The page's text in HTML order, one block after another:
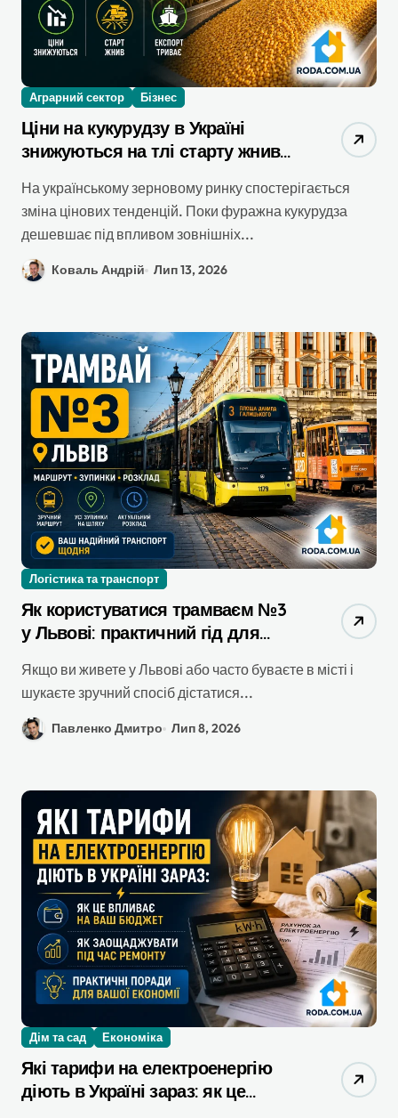
Аграрний сектор Бізнес
Ціни на кукурудзу в Україні
знижуються на тлі старту жнив
На українському зерновому ринку спостерігається
зміна цінових тенденцій. Поки фуражна кукурудза
дешевшає під впливом зовнішніх...
Коваль Андрій Лип 13, 2026
Логістика та транспорт
Як користуватися трамваєм №3
у Львові: практичний гід для
Якщо ви живете у Львові або часто буваєте в місті і
шукаєте зручний спосіб дістатися...
Павленко Дмитро Лип 8, 2026
Дім та сад Економіка
Які тарифи на електроенергію
діють в Україні зараз: як це